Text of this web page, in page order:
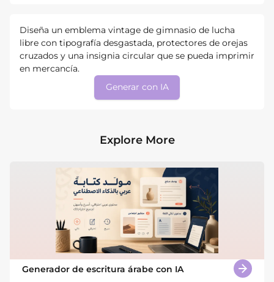
Diseña un emblema vintage de gimnasio de lucha
libre con tipografía desgastada, protectores de orejas
cruzados y una insignia circular que se pueda imprimir
en mercancía.
Generar con IA
Explore More
Generador de escritura árabe con IA